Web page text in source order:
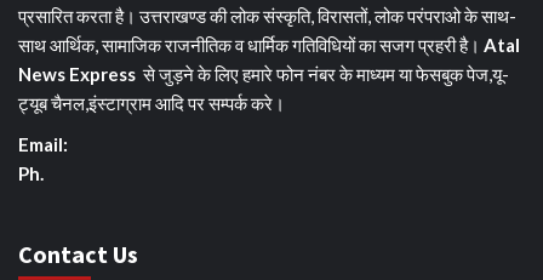
प्रसारित करता है। उत्तराखण्ड की लोक संस्कृति, विरासतों, लोक परंपराओ के साथ-
साथ आर्थिक, सामाजिक राजनीतिक व धार्मिक गतिविधियों का सजग प्रहरी है। Atal
News Express से जुड़ने के लिए हमारे फोन नंबर के माध्यम या फेसबुक पेज,यू-
ट्यूब चैनल,इंस्टाग्राम आदि पर सम्पर्क करे।
Email:
Ph.
Contact Us